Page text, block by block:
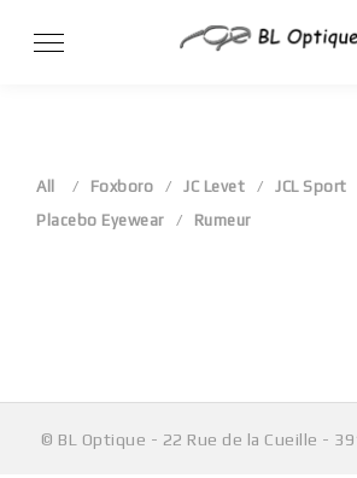
All Foxboro JC Levet
JCL Sport
Placebo Eyewear
Rumeur
© BL Optique - 22 Rue de la Cueille -